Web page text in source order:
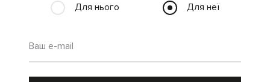
Для нього Для неї
Ваш e-mail